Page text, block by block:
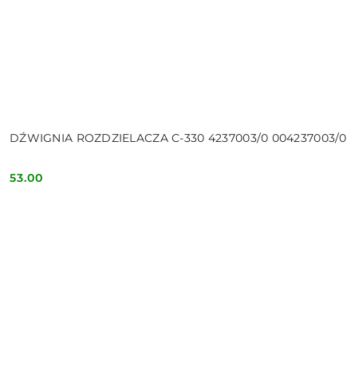
DŹWIGNIA ROZDZIELACZA C-330 4237003/0 004237003/0
Cena:
53.00